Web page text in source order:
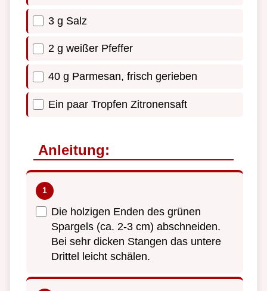
3 g Salz
2 g weißer Pfeffer
40 g Parmesan, frisch gerieben
Ein paar Tropfen Zitronensaft
Anleitung:
Die holzigen Enden des grünen
Spargels (ca. 2-3 cm) abschneiden.
Bei sehr dicken Stangen das untere
Drittel leicht schälen.